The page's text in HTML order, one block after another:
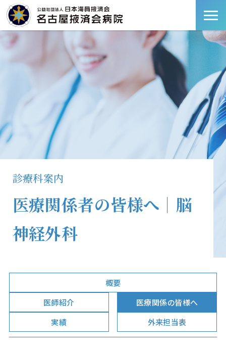
診療科案内
医療関係者の皆様へ｜脳
神経外科
概要
医師紹介
医療関係の皆様へ
実績
外来担当表